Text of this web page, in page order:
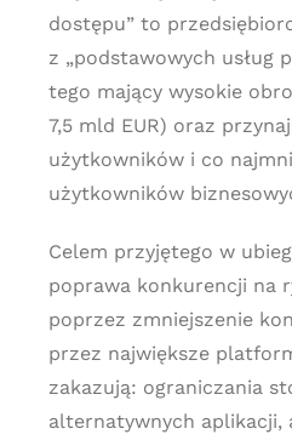
dostępu” to
z „podstawowych usług
tego mający wysokie
7,5 mld EUR) oraz
użytkowników i co
użytkowników
Celem przyjętego w
poprawa konkurencji na
poprzez zmniejszenie
przez największe
zakazują: ograniczania
alternatywnych aplikacji,